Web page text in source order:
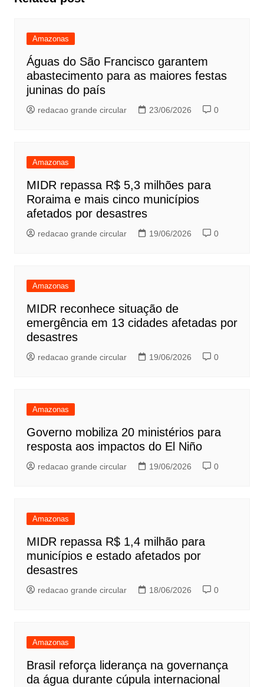
Amazonas
Águas do São Francisco garantem
abastecimento para as maiores festas
juninas do país
redacao grande circular 23/06/2026 0
Amazonas
MIDR repassa R$ 5,3 milhões para
Roraima e mais cinco municípios
afetados por desastres
redacao grande circular 19/06/2026 0
Amazonas
MIDR reconhece situação de
emergência em 13 cidades afetadas por
desastres
redacao grande circular 19/06/2026 0
Amazonas
Governo mobiliza 20 ministérios para
resposta aos impactos do El Niño
redacao grande circular 19/06/2026 0
Amazonas
MIDR repassa R$ 1,4 milhão para
municípios e estado afetados por
desastres
redacao grande circular 18/06/2026 0
Amazonas
Brasil reforça liderança na governança
da água durante cúpula internacional